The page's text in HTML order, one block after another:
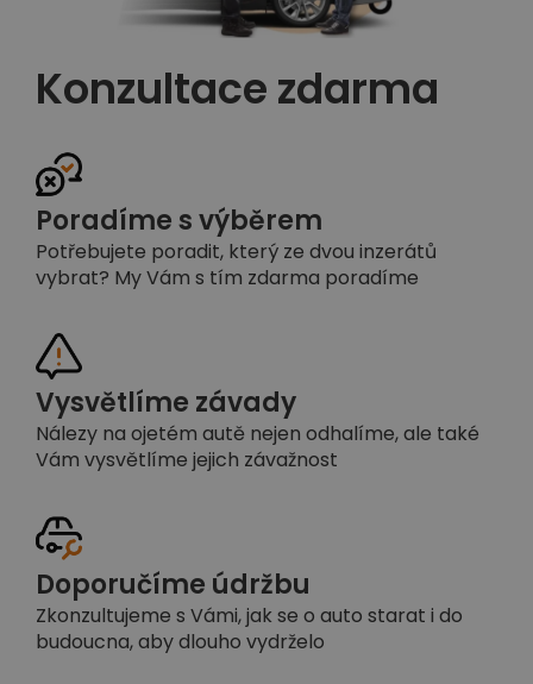
Konzultace zdarma
Poradíme s výběrem
Potřebujete poradit, který ze dvou inzerátů
vybrat? My Vám s tím zdarma poradíme
Vysvětlíme závady
Nálezy na ojetém autě nejen odhalíme, ale také
Vám vysvětlíme jejich závažnost
Doporučíme údržbu
Zkonzultujeme s Vámi, jak se o auto starat i do
budoucna, aby dlouho vydrželo